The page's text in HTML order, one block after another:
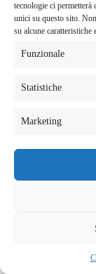
tecnologie ci
unici su questo sito.
su alcune caratteristiche
Funzionale
Statistiche
Marketing